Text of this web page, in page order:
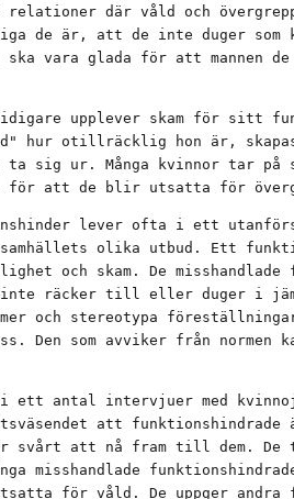
relationer där våld och
de är, att de inte duger som
vara glada för att mannen
upplever skam för sitt
hur otillräcklig hon är,
ta sig ur. Många kvinnor tar
för att de blir utsatta för
lever ofta i ett
olika utbud. Ett
och skam. De
räcker till eller duger i
och stereotypa
Den som avviker från normen
i ett antal intervjuer med
att funktionshindrade
svårt att nå fram till dem. De
misshandlade
för våld. De uppger